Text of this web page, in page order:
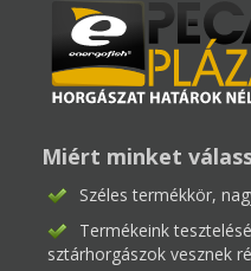
Miért minket
Széles termékkör,
Termékeink
sztárhorgászok vesznek